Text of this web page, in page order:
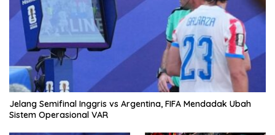
Jelang Semifinal Inggris vs Argentina, FIFA Mendadak Ubah
Sistem Operasional VAR